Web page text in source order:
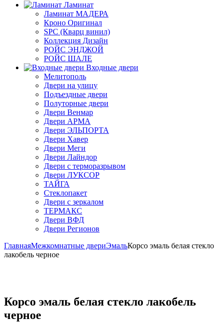
Ламинат
Ламинат МАДЕРА
Кроно Оригинал
SPC (Кварц винил)
Коллекция Дизайн
РОЙС ЭНДЖОЙ
РОЙС ШАЛЕ
Входные двери
Мелитополь
Двери на улицу
Подъездные двери
Полуторные двери
Двери Венмар
Двери АРМА
Двери ЭЛЬПОРТА
Двери Хавер
Двери Меги
Двери Лайндор
Двери с терморазрывом
Двери ЛУКСОР
ТАЙГА
Стеклопакет
Двери с зеркалом
ТЕРМАКС
Двери ВФД
Двери Регионов
ГлавнаяМежкомнатные двериЭмальКорсо эмаль белая стекло
лакобель черное
Корсо эмаль белая стекло лакобель
черное